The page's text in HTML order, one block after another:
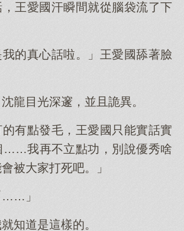
，王愛國汗瞬間就從腦袋流了下
我的真心話啦。」王愛國舔著臉
沈龍目光深邃，並且詭異。
有點發毛，王愛國只能實話實
……我再不立點功，別說優秀啥
被大家打死吧。」
……」
知道是這樣的。